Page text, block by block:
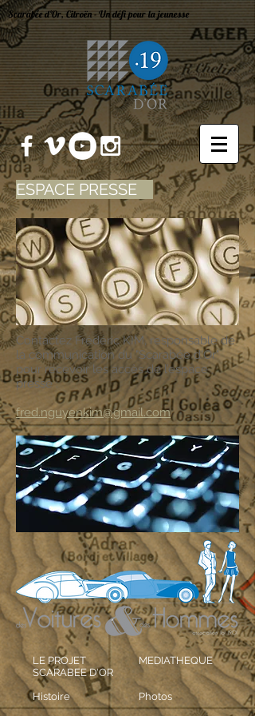
Scarabée d'Or, Citroën - Un défi pour la jeunesse
ESPACE PRESSE
Contactez Frédéric KIM, responsable de
la communication du "Scarabée d'Or"
pour recevoir les accès de l’espace
presse :
fred.nguyenkim@gmail.com
LE PROJET
SCARABEE D'OR
Histoire
MEDIATHEQUE
Photos